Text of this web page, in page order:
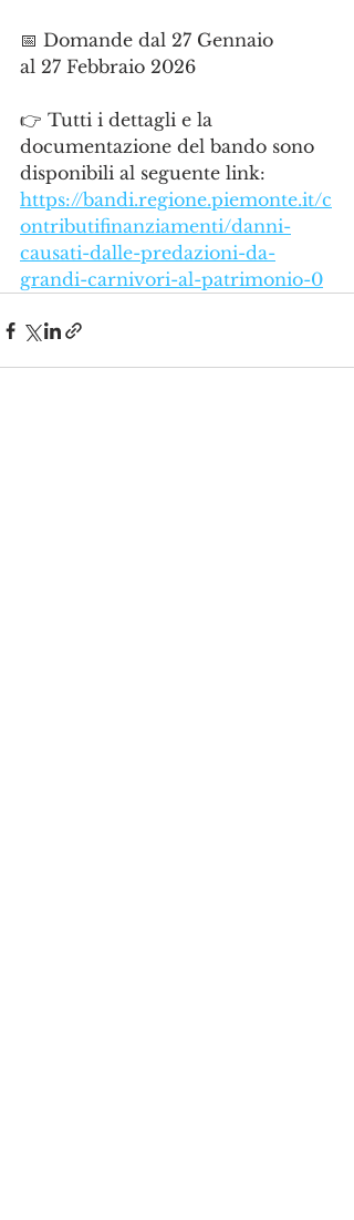
📅 Domande dal 27 Gennaio
al 27 Febbraio 2026
👉 Tutti i dettagli e la
documentazione del bando sono
disponibili al seguente link:
https://bandi.regione.piemonte.it/c
ontributifinanziamenti/danni-
causati-dalle-predazioni-da-
grandi-carnivori-al-patrimonio-0